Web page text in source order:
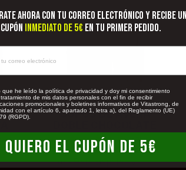
-40%
COPOS DE AVENA
(2)
1 kg - Para papillas y
ahora con tu correo electrónico y recibe un
cupón
inmediato de 5€ en tu primer pedido.
que he leído la política de privacidad y doy mi consentimiento
de mis datos personales con el fin de recibir
promocionales y boletines informativos de Vitastrong, de
con el artículo 6, apartado 1, letra a), del Reglamento (UE)
(RGPD).
QUIERO EL CUPÓN DE 5€